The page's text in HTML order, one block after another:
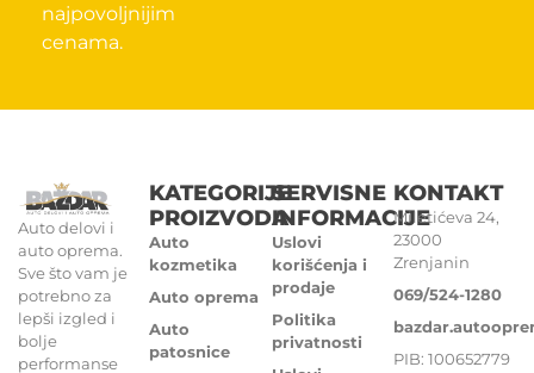
najpovoljnijim
cenama.
Auto delovi i
auto oprema.
Sve što vam je
potrebno za
lepši izgled i
bolje
performanse
KATEGORIJE
PROIZVODA
Auto
kozmetika
Auto oprema
Auto
patosnice
SERVISNE
INFORMACIJE
Uslovi
korišćenja i
prodaje
Politika
privatnosti
KONTAKT
Miletićeva 24,
23000
Zrenjanin
069/524-1280
PIB: 100652779